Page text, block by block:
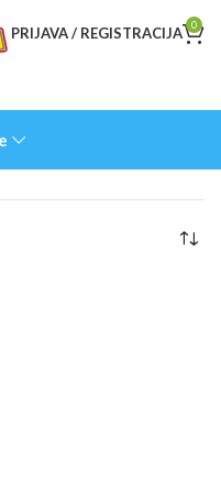
PRIJAVA / REGISTRACIJA 0